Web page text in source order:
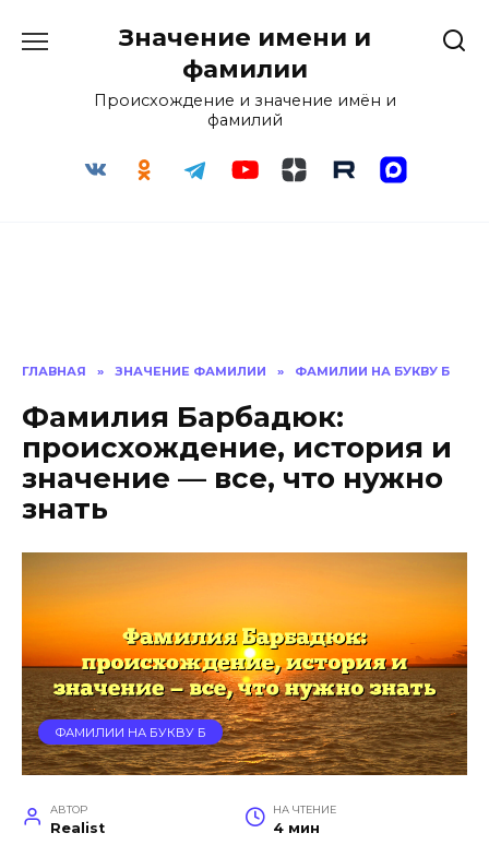
Значение имени и
фамилии
Происхождение и значение имён и
фамилий
ГЛАВНАЯ » ЗНАЧЕНИЕ ФАМИЛИИ » ФАМИЛИИ НА БУКВУ Б
Фамилия Барбадюк:
происхождение, история и
значение — все, что нужно
знать
ФАМИЛИИ НА БУКВУ Б
АВТОР
Realist
НА ЧТЕНИЕ
4 мин